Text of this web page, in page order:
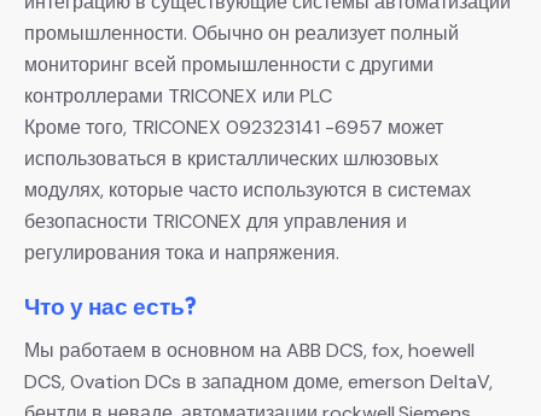
промышленности. Обычно он реализует полный
мониторинг всей промышленности с другими
контроллерами TRICONEX или PLC
Кроме того, TRICONEX 092323141 -6957 может
использоваться в кристаллических шлюзовых
модулях, которые часто используются в системах
безопасности TRICONEX для управления и
регулирования тока и напряжения.
Что у нас есть?
Мы работаем в основном на ABB DCS, fox, hoewell
DCS, Ovation DCs в западном доме, emerson DeltaV,